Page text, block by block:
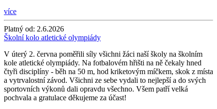
více
Platný od: 2.6.2026
Školní kolo atletické olympiády
V úterý 2. června poměřili síly všichni žáci naší školy na školním
kole atletické olympiády. Na fotbalovém hřišti na ně čekaly hned
čtyři disciplíny - běh na 50 m, hod kriketovým míčkem, skok z místa
a vytrvalostní závod. Všichni ze sebe vydali to nejlepší a do svých
sportovních výkonů dali opravdu všechno. Všem patří velká
pochvala a gratulace děkujeme za účast!